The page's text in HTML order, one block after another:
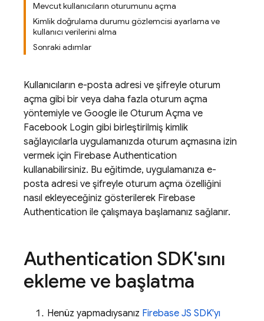
Mevcut kullanıcıların oturumunu açma
Kimlik doğrulama durumu gözlemcisi ayarlama ve
kullanıcı verilerini alma
Sonraki adımlar
Kullanıcıların e-posta adresi ve şifreyle oturum
açma gibi bir veya daha fazla oturum açma
yöntemiyle ve Google ile Oturum Açma ve
Facebook Login gibi birleştirilmiş kimlik
sağlayıcılarla uygulamanızda oturum açmasına izin
vermek için Firebase Authentication
kullanabilirsiniz. Bu eğitimde, uygulamanıza e-
posta adresi ve şifreyle oturum açma özelliğini
nasıl ekleyeceğiniz gösterilerek Firebase
Authentication ile çalışmaya başlamanız sağlanır.
Authentication SDK'sını
ekleme ve başlatma
Henüz yapmadıysanız Firebase JS SDK'yı